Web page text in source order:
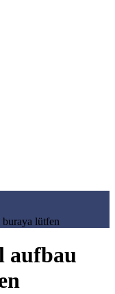
lütfen
aufbau